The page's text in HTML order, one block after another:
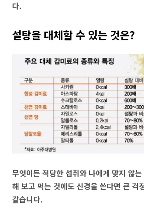
다.
설탕을 대체할 수 있는 것은?
무엇이든 적당한 섭취와 나에게 맞지 않
해 보고 먹는 것에도 신경을 쓴다면 큰 걱
같습니다.